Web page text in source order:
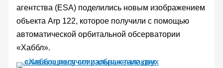
агентства (ESA) поделились новым изображением
объекта Arp 122, которое получили с помощью
автоматической орбитальной обсерватории
«Хаббл».